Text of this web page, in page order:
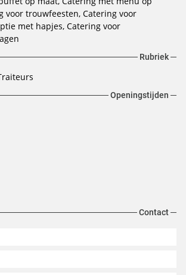
voor trouwfeesten Catering voor
met hapjes Catering voor
Rubriek
Openingstijden
Contact